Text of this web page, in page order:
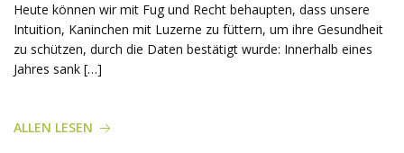
Heute können wir mit Fug und Recht behaupten, dass unsere
Intuition, Kaninchen mit Luzerne zu füttern, um ihre Gesundheit
zu schützen, durch die Daten bestätigt wurde: Innerhalb eines
Jahres sank […]
ALLEN LESEN